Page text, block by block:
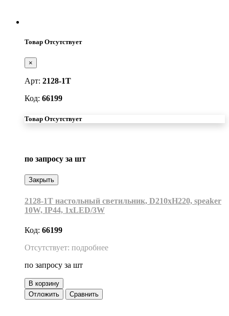
Товар Отсутствует
×
Арт: 2128-1T
Код: 66199
Товар Отсутствует
по запросу за шт
Закрыть
2128-1T настольный светильник, D210xH220, speaker
10W, IP44, 1xLED/3W
Код: 66199
Отсутствует: подробнее
по запросу за шт
В корзину
Отложить
Сравнить